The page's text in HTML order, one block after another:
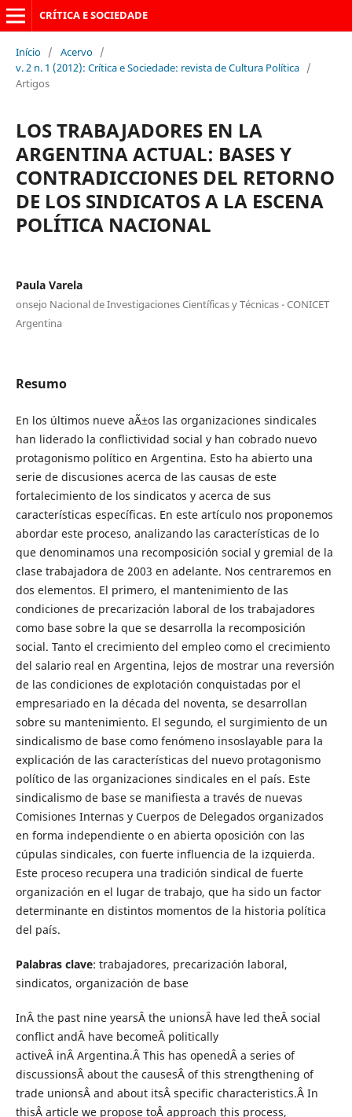
CRÍTICA E SOCIEDADE
Início / Acervo /
v. 2 n. 1 (2012): Crítica e Sociedade: revista de Cultura Política /
Artigos
LOS TRABAJADORES EN LA
ARGENTINA ACTUAL: BASES Y
CONTRADICCIONES DEL RETORNO
DE LOS SINDICATOS A LA ESCENA
POLÍTICA NACIONAL
Paula Varela
onsejo Nacional de Investigaciones Científicas y Técnicas - CONICET
Argentina
Resumo
En los últimos nueve aÃ±os las organizaciones sindicales
han liderado la conflictividad social y han cobrado nuevo
protagonismo político en Argentina. Esto ha abierto una
serie de discusiones acerca de las causas de este
fortalecimiento de los sindicatos y acerca de sus
características específicas. En este artículo nos proponemos
abordar este proceso, analizando las características de lo
que denominamos una recomposición social y gremial de la
clase trabajadora de 2003 en adelante. Nos centraremos en
dos elementos. El primero, el mantenimiento de las
condiciones de precarización laboral de los trabajadores
como base sobre la que se desarrolla la recomposición
social. Tanto el crecimiento del empleo como el crecimiento
del salario real en Argentina, lejos de mostrar una reversión
de las condiciones de explotación conquistadas por el
empresariado en la década del noventa, se desarrollan
sobre su mantenimiento. El segundo, el surgimiento de un
sindicalismo de base como fenómeno insoslayable para la
explicación de las características del nuevo protagonismo
político de las organizaciones sindicales en el país. Este
sindicalismo de base se manifiesta a través de nuevas
Comisiones Internas y Cuerpos de Delegados organizados
en forma independiente o en abierta oposición con las
cúpulas sindicales, con fuerte influencia de la izquierda.
Este proceso recupera una tradición sindical de fuerte
organización en el lugar de trabajo, que ha sido un factor
determinante en distintos momentos de la historia política
del país.
Palabras clave: trabajadores, precarización laboral,
sindicatos, organización de base
InÂ the past nine yearsÂ the unionsÂ have led theÂ social
conflict andÂ have becomeÂ politically
activeÂ inÂ Argentina.Â This has openedÂ a series of
discussionsÂ about the causesÂ of this strengthening of
trade unionsÂ and about itsÂ specific characteristics.Â In
thisÂ article we propose toÂ approach this process,